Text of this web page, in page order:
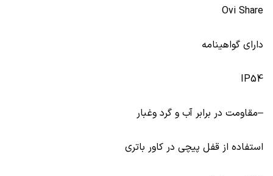
Ovi Share
دارای گواهینامه
IP54
–مقاومت در برابر آب و گرد وغبار
استفاده از قفل پیچی در کاور باتری